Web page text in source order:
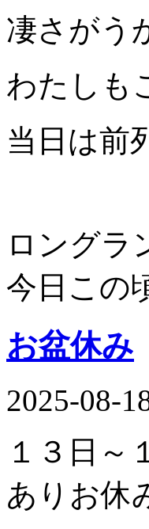
凄さがう
わたしも
当日は前
ロングラ
今日この
お盆休み
2025-08-
１３日～
ありお休